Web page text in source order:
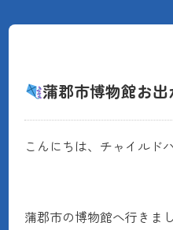
蒲郡市博物館お出
こんにちは、チャイルド
蒲郡市の博物館へ行きま